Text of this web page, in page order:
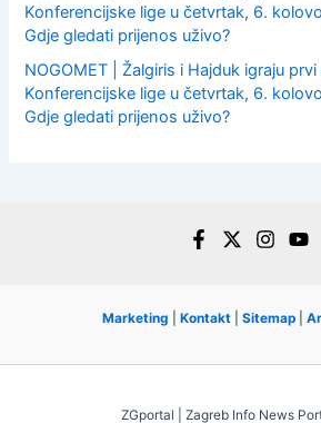
Konferencijske lige u četvrtak, 6.
Gdje gledati prijenos uživo?
NOGOMET | Žalgiris i Hajduk igraju
Konferencijske lige u četvrtak, 6.
Gdje gledati prijenos uživo?
Marketing Kontakt Sitemap
ZGportal | Zagreb Info News